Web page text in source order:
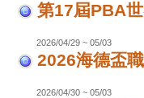
第17屆PBA
2026/04/29 ~ 05/03
2026海德盃
2026/04/30 ~ 05/03